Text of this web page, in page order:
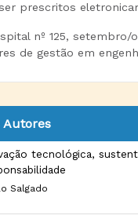
prescritos
nº 125, setembro/
de gestão em
Autores
tecnológica,
Salgado